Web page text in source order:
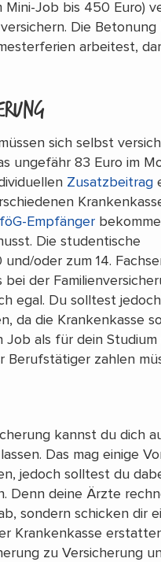
Mini-Job bis 450 Euro)
Die Betonung
arbeitest,
sich selbst
ungefähr 83 Euro im
Zusatzbeitrag
Empfänger
Die studentische
und/oder zum 14.
der
egal. Du solltest
da die Krankenkasse
als für dein Studium
Berufstätiger zahlen
kannst du dich
Das mag einige
jedoch solltest du
Denn deine Ärzte
sondern schicken dir
Krankenkasse
zu Versicherung